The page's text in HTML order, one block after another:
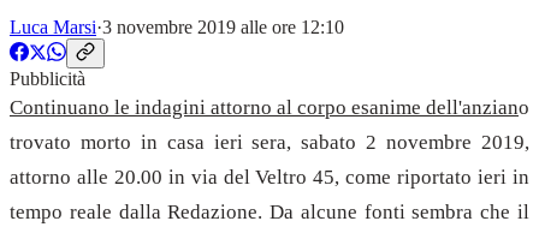
Luca Marsi·3 novembre 2019 alle ore 12:10
Pubblicità
Continuano le indagini attorno al corpo esanime dell'anziano
trovato morto in casa ieri sera, sabato 2 novembre 2019,
attorno alle 20.00 in via del Veltro 45, come riportato ieri in
tempo reale dalla Redazione. Da alcune fonti sembra che il